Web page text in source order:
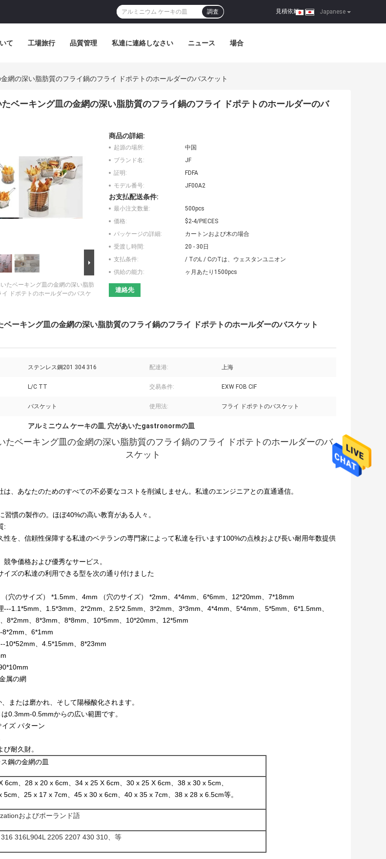
Japanese
見積依頼 |
調査
て 工場旅行 品質管理 私達に連絡しなさい ニュース 場合
網の深い脂肪質のフライ鍋のフライ ドポテトのホールダーのバスケット
ベーキング皿の金網の深い脂肪質のフライ鍋のフライ ドポテトのホールダーのバ
たベーキング皿の金網の深い脂肪
ドポテトのホールダーのバスケ
商品の詳細:
起源の場所:
中国
ブランド名:
JF
証明:
FDFA
モデル番号:
JF00A2
お支払配送条件:
最小注文数量:
500pcs
価格:
$2-4/PIECES
パッケージの詳細:
カートンおよび木の場合
受渡し時間:
20 - 30日
支払条件:
/ TのL / CのTは、ウェスタンユニオン
供給の能力:
ヶ月あたり1500pcs
連絡先
ベーキング皿の金網の深い脂肪質のフライ鍋のフライ ドポテトのホールダーのバスケット
ステンレス鋼201 304 316 配達港: 上海
L/C TT 交易条件: EXW FOB CIF
バスケット 使用法: フライ ドポテトのバスケット
アルミニウム ケーキの皿, 穴があいたgastronormの皿
たベーキング皿の金網の深い脂肪質のフライ鍋のフライ ドポテトのホールダーのバ
スケット
は、あなたのためのすべての不必要なコストを削減しません。私達のエンジニアとの直通通信。
習慣の製作の。ほぼ40%の高い教育がある人々。
:
性を、信頼性保障する私達のベテランの専門家によって私達を行います100%の点検および長い耐用年数提供
競争価格および優秀なサービス。
イズの私達の利用できる型を次の通り付けました
穴のサイズ） *1.5mm、4mm （穴のサイズ） *2mm、4*4mm、6*6mm、12*20mm、7*18mm
---1.1*5mm、1.5*3mm、2*2mm、2.5*2.5mm、3*2mm、3*3mm、4*4mm、5*4mm、5*5mm、6*1.5mm、
8*2mm、8*3mm、8*8mm、10*5mm、10*20mm、12*5mm
、6*1mm
10*52mm、4.5*15mm、8*23mm
属の網
または磨かれ、そして陽極酸化されます。
0.3mm-0.5mmからの広い範囲です。
ズ パターン
耐久財。
鋼の金網の皿
6cm、28 x 20 x 6cm、34 x 25 X 6cm、30 x 25 X 6cm、38 x 30 x 5cm、
5cm、25 x 17 x 7cm、45 x 30 x 6cm、40 x 35 x 7cm、38 x 28 x 6.5cm等。
およびポーランド語
316L904L 2205 2207 430 310、等